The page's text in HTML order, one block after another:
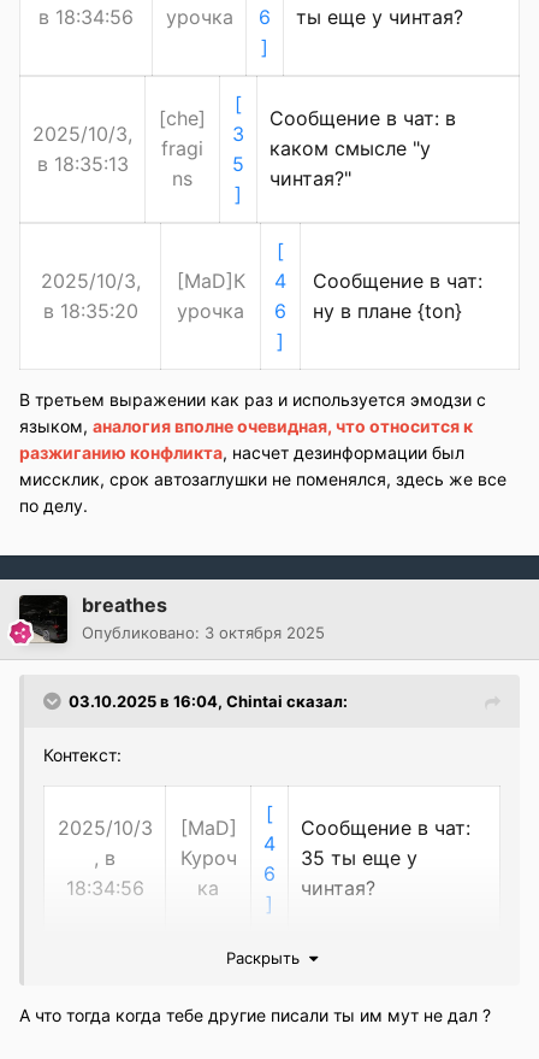
в 18:34:56
урочка
6
]
ты еще у чинтая?
2025/10/3,
в 18:35:13
[che]
fragi
ns
[
3
5
]
Сообщение в чат: в
каком смысле "у
чинтая?"
2025/10/3,
в 18:35:20
[MaD]К
урочка
[
4
6
]
Сообщение в чат:
ну в плане {ton}
В третьем выражении как раз и используется эмодзи с
языком, аналогия вполне очевидная, что относится к
разжиганию конфликта, насчет дезинформации был
миссклик, срок автозаглушки не поменялся, здесь же все
по делу.
breathes
Опубликовано: 3 октября 2025
03.10.2025 в 16:04, Chintai сказал:
Контекст:
2025/10/3
, в
18:34:56
[MaD]
Куроч
ка
[
4
6
]
Сообщение в чат:
35 ты еще у
чинтая?
]fra
[
5
Раскрыть
А что тогда когда тебе другие писали ты им мут не дал ?